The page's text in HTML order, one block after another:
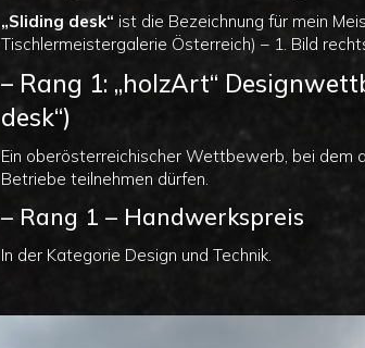
„Sliding desk“ ist die Bezeichnung für mein
Tischlermeistergalerie Österreich) – 1. Bild
– Rang 1: „holzArt“
desk“)
Ein oberösterreichischer Wettbewerb, bei dem
Betriebe teilnehmen dürfen.
– Rang 1 – Handwerkspreis
In der Kategorie Design und Technik.